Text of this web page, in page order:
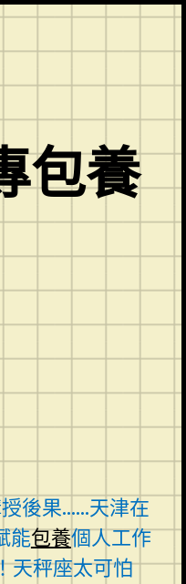
包養
後果……天津在
能包養個人工作
天秤座太可怕